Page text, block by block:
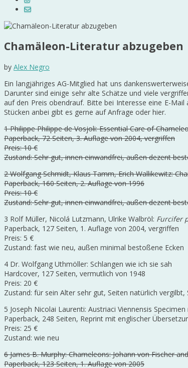
Chamäleon-Literatur abzugeben
by Alex Negro
Ein langjähriges AG-Mitglied hat uns
Darunter sind einige sehr alte Schätze und viele
auf den Preis obendrauf. Bitte bei Interesse eine E-Mail
Stücken anbei gibt es gerne auf Anfrage oder hier.
1 Philippe Philippe de Vosjoli: Essential Care of
Paperback, 72 Seiten, 3. Auflage von 2004, vergriffen
Preis: 10 €
Zustand: Sehr gut, innen einwandfrei, außen dezent
2 Wolfgang Schmidt, Klaus Tamm, Erich Wallikewitz:
Paperback, 160 Seiten, 2. Auflage von 1996
Preis: 10 €
Zustand: Sehr gut, innen einwandfrei, außen dezent
3 Rolf Müller, Nicolá Lutzmann, Ulrike Walbröl: Furcifer
Paperback, 127 Seiten, 1. Auflage von 2004, vergriffen
Preis: 5 €
Zustand: fast wie neu, außen minimal bestoßene Ecken
4 Dr. Wolfgang Uthmöller: Schlangen wie ich sie sah
Hardcover, 127 Seiten, vermutlich von 1948
Preis: 20 €
Zustand: für sein Alter sehr gut, Seiten natürlich
5 Joseph Nicolai Laurenti: Austriaci Viennensis
Paperback, 248 Seiten, Reprint mit englischer
Preis: 25 €
Zustand: wie neu
6 James B. Murphy: Chameleons: Johann von Fischer
Paperback, 123 Seiten, 1. Auflage von 2005